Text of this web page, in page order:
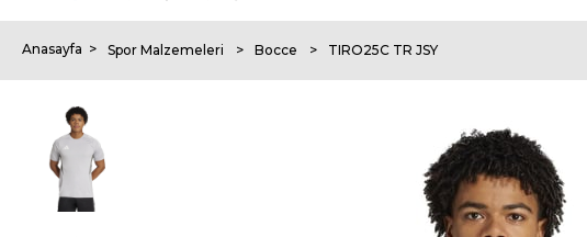
Anasayfa > Spor Malzemeleri > Bocce > TIRO25C TR JSY